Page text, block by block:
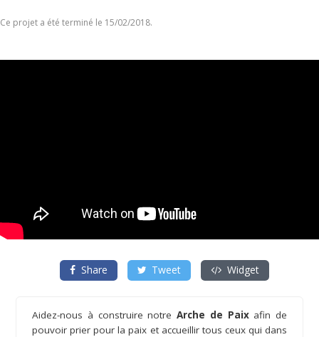
Ce projet a été terminé le 15/02/2018.
Share Tweet Widget
Aidez-nous à construire notre Arche de Paixafin de
pouvoir prier pour la paix et accueillir tous ceux qui dans